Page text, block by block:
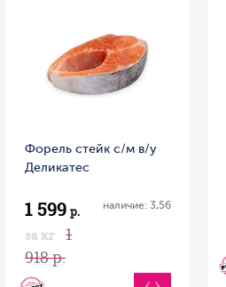
Форель стейк с/м в/у
Деликатес
1 599 р.
за кг
1
918 р.
наличие: 3,56